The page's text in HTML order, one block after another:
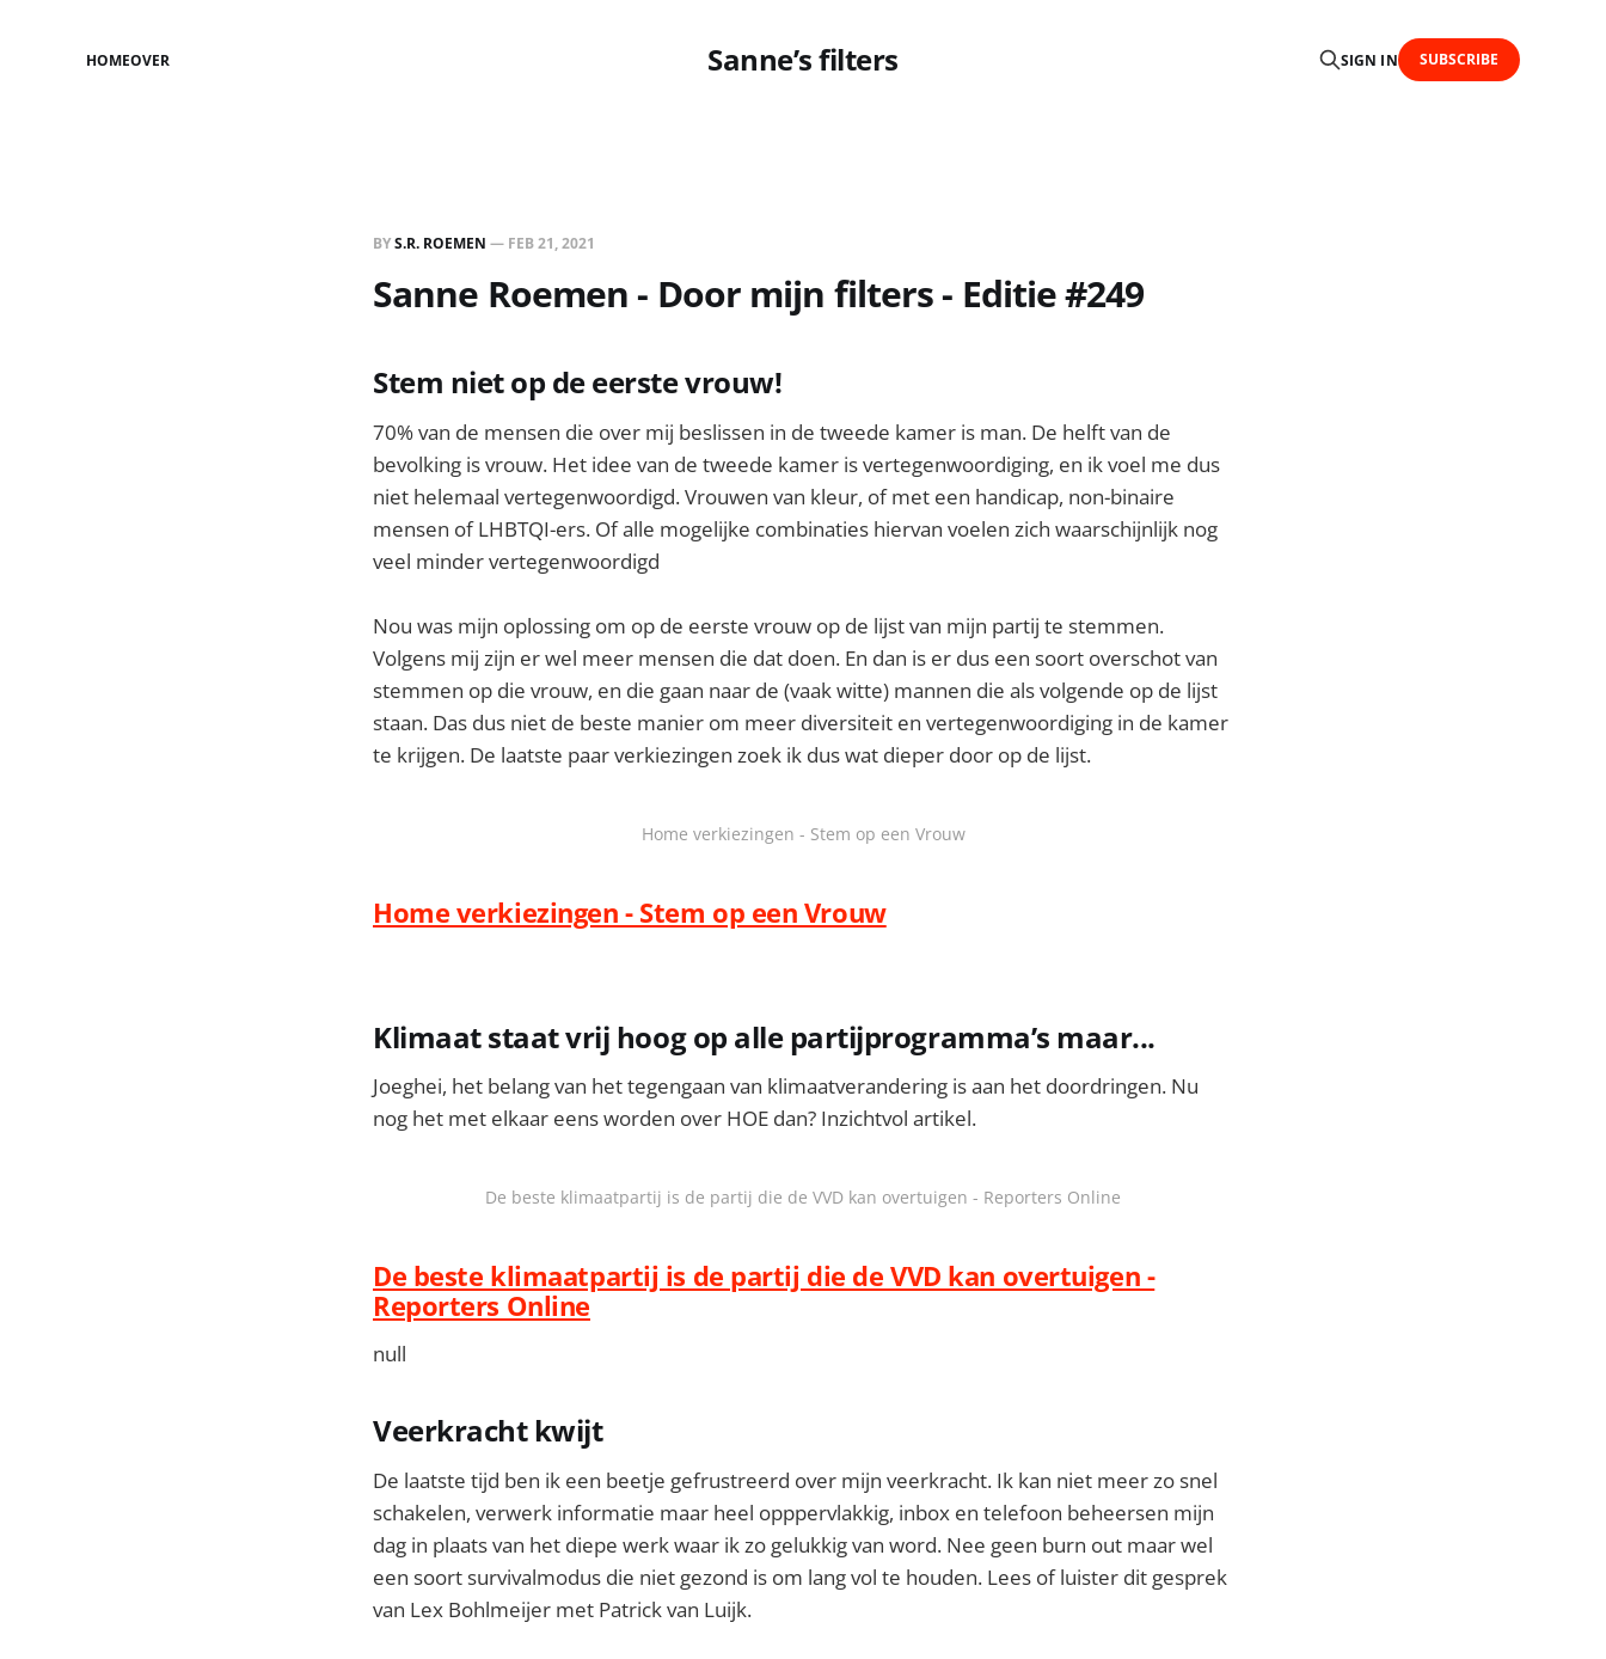
Sanne’s filters
HOMEOVER SIGN IN SUBSCRIBE
BYS.R. ROEMEN — FEB 21, 2021
Sanne Roemen - Door mijn filters - Editie #249
Stem niet op de eerste vrouw!
70% van de mensen die over mij beslissen in de tweede kamer is man. De helft van de
bevolking is vrouw. Het idee van de tweede kamer is vertegenwoordiging, en ik voel me dus
niet helemaal vertegenwoordigd. Vrouwen van kleur, of met een handicap, non-binaire
mensen of LHBTQI-ers. Of alle mogelijke combinaties hiervan voelen zich waarschijnlijk nog
veel minder vertegenwoordigd
Nou was mijn oplossing om op de eerste vrouw op de lijst van mijn partij te stemmen.
Volgens mij zijn er wel meer mensen die dat doen. En dan is er dus een soort overschot van
stemmen op die vrouw, en die gaan naar de (vaak witte) mannen die als volgende op de lijst
staan. Das dus niet de beste manier om meer diversiteit en vertegenwoordiging in de kamer
te krijgen. De laatste paar verkiezingen zoek ik dus wat dieper door op de lijst.
Home verkiezingen - Stem op een Vrouw
Home verkiezingen - Stem op een Vrouw
Klimaat staat vrij hoog op alle partijprogramma’s maar...
Joeghei, het belang van het tegengaan van klimaatverandering is aan het doordringen. Nu
nog het met elkaar eens worden over HOE dan? Inzichtvol artikel.
De beste klimaatpartij is de partij die de VVD kan overtuigen - Reporters Online
De beste klimaatpartij is de partij die de VVD kan overtuigen -
Reporters Online
null
Veerkracht kwijt
De laatste tijd ben ik een beetje gefrustreerd over mijn veerkracht. Ik kan niet meer zo snel
schakelen, verwerk informatie maar heel opppervlakkig, inbox en telefoon beheersen mijn
dag in plaats van het diepe werk waar ik zo gelukkig van word. Nee geen burn out maar wel
een soort survivalmodus die niet gezond is om lang vol te houden. Lees of luister dit gesprek
van Lex Bohlmeijer met Patrick van Luijk.